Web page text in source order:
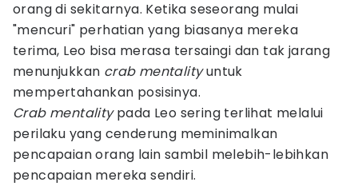
orang di sekitarnya. Ketika seseorang mulai
"mencuri" perhatian yang biasanya mereka
terima, Leo bisa merasa tersaingi dan tak jarang
menunjukkan crab mentalityuntuk
mempertahankan posisinya.
Crab mentalitypada Leo sering terlihat melalui
perilaku yang cenderung meminimalkan
pencapaian orang lain sambil melebih-lebihkan
pencapaian mereka sendiri.